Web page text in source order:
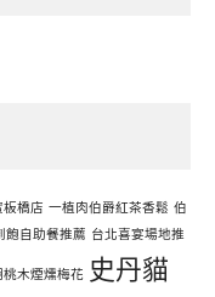
板橋店 一植肉伯爵紅茶香鬆 伯
飽自助餐推薦 台北喜宴場地推
桃木煙燻梅花 史丹貓